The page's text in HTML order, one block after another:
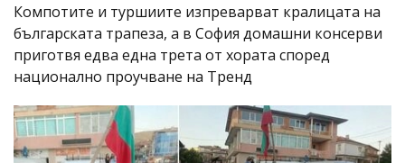
Компотите и туршиите изпреварват кралицата на
българската трапеза, а в София домашни консерви
приготвя едва една трета от хората според
национално проучване на Тренд